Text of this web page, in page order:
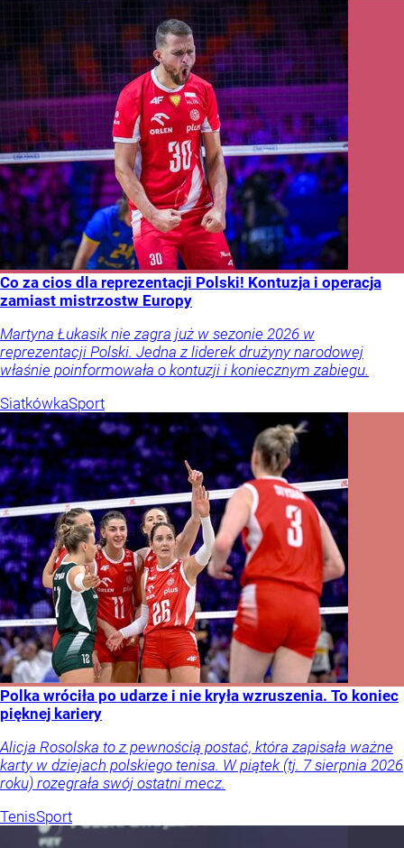
Co za cios dla reprezentacji Polski! Kontuzja i operacja
zamiast mistrzostw Europy
Martyna Łukasik nie zagra już w sezonie 2026 w
reprezentacji Polski. Jedna z liderek drużyny narodowej
właśnie poinformowała o kontuzji i koniecznym zabiegu.
SiatkówkaSport
Polka wróciła po udarze i nie kryła wzruszenia. To koniec
pięknej kariery
Alicja Rosolska to z pewnością postać, która zapisała ważne
karty w dziejach polskiego tenisa. W piątek (tj. 7 sierpnia 2026
roku) rozegrała swój ostatni mecz.
TenisSport